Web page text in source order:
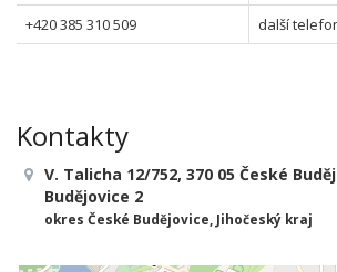
+420 385 310 509
další
Kontakty
V. Talicha 12/752, 370 05 České
Budějovice 2
okres České Budějovice, Jihočeský kraj